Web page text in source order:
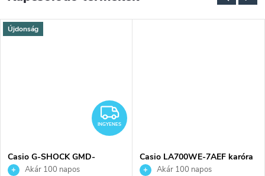
Újdonság
INGYENES
INGYENES
Casio G-SHOCK GMD-
S5610PP-4ER karóra
Akár 100 napos
Casio LA700WE-7AEF karóra
Akár 100 napos